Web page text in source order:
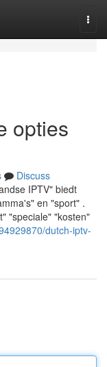
opties
Discuss
IPTV" biedt
en "sport" .
"speciale" "kosten"
dutch-iptv-